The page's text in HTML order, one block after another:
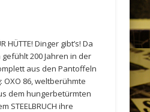
HÜTTE! Dinger gibt’s! Da
200 Jahren in der
aus den Pantoffeln
OXO 86, weltberühmte
dem hungerbetürmten
STEELBRUCH ihre